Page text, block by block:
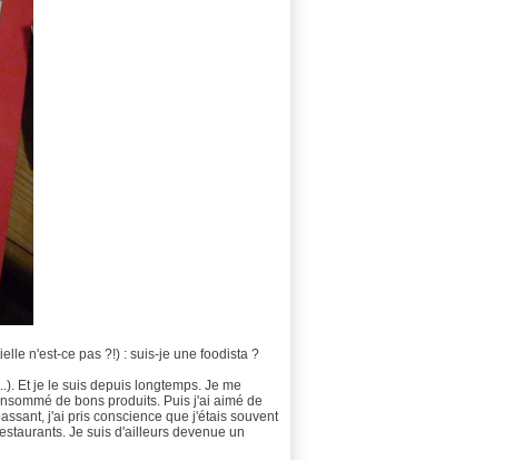
n'est-ce pas ?!) : suis-je une foodista ?
Et je le suis depuis longtemps. Je me
de bons produits. Puis j'ai aimé de
j'ai pris conscience que j'étais souvent
Je suis d'ailleurs devenue un